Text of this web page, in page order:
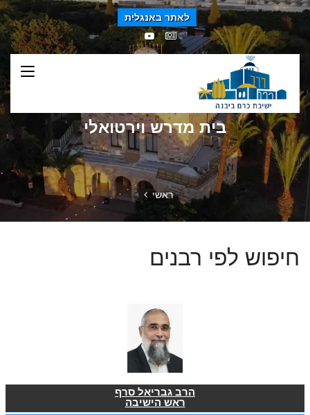
לאתר באנגלית
בית מדרש וירטואלי
ראשי
חיפוש לפי רבנים
הרב גבריאל סרף
ראש הישיבה